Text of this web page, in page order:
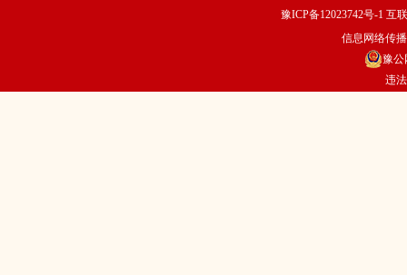
豫ICP备12023742号-1 互
信息网络传
豫公
违